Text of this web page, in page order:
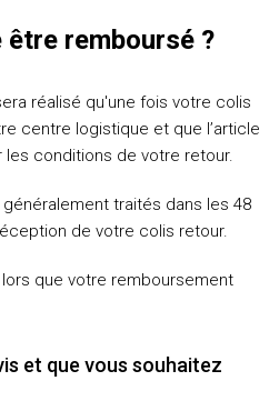
remboursé ?
réalisé qu'une fois votre colis
centre logistique et que l’article
les conditions de votre retour.
traités dans les 48
de votre colis retour.
que votre remboursement
et que vous souhaitez